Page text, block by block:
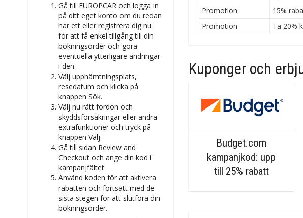
Promotion
15%
Promotion
Ta 20%
Kuponger och
Budget.com
kampanjkod: upp
till 25% rabatt
Gå till EUROPCAR och logga in
på ditt eget konto om du redan
har ett eller registrera dig nu
för att få enkel tillgång till din
bokningsorder och göra
eventuella ytterligare ändringar
i den.
Välj upphämtningsplats,
resedatum och klicka på
knappen Sök.
Välj nu rätt fordon och
skyddsförsäkringar eller andra
extrafunktioner och tryck på
knappen Välj.
Gå till sidan Review and
Checkout och ange din kod i
kampanjfältet.
Använd koden för att aktivera
rabatten och fortsätt med de
sista stegen för att slutföra din
bokningsorder.